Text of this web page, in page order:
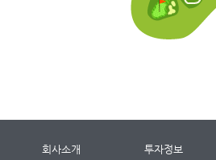
회사소개 투자정보